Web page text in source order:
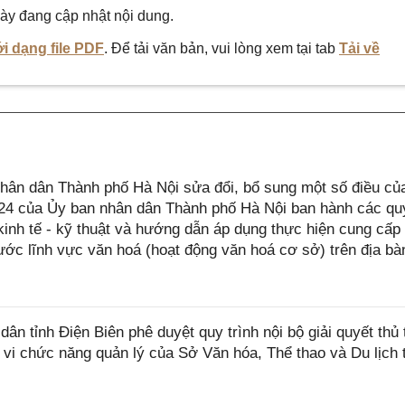
đang cập nhật nội dung.
dạng file PDF. Để tải văn bản, vui lòng xem tại tab Tải về
dân Thành phố Hà Nội sửa đổi, bổ sung một số điều
của Ủy ban nhân dân Thành phố Hà Nội ban hành các
tế - kỹ thuật và hướng dẫn áp dụng thực hiện cung cấp
lĩnh vực văn hoá (hoạt động văn hoá cơ sở) trên địa
tỉnh Điện Biên phê duyệt quy trình nội bộ giải quyết thủ
chức năng quản lý của Sở Văn hóa, Thể thao và Du lịch